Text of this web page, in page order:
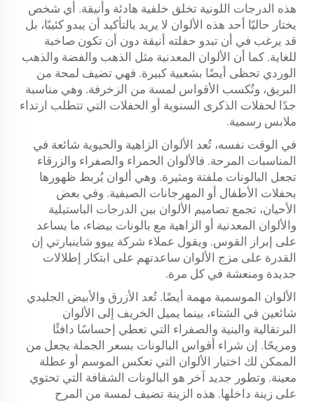
هذه الدرجات اللونية تخلق خلفية هادئة وأنيقة. أي شخص
يختار حاليًا أحد هذه الألوان لا يريد بالتأكيد أن يبدو كئيبًا، بل
قد يرغب في أن تبدو حفلته أنيقة دون أن تكون صاخبة
للغاية. كما أن الألوان المعدنية مثل الذهب والفضة والذهب
الوردي تحظى أيضًا بشعبية كبيرة. فهي تضيف لمحة من
البريق، وتُكسب الأقواس لمسة من الزخرفة. وهي مناسبة
جدًا لحفلات الذكرى السنوية أو الحفلات التي تتطلب ارتداء
ملابس رسمية.
في الوقت نفسه، تُعد الألوان الزاهية والحيوية شائعة في
المناسبات المرحة. فالألوان الحمراء والصفراء والزرقاء
تجعل البالونات ملفتة ومثيرة. وهي ألوان يُربط ظهورها
بحفلات الأطفال أو المهرجانات الصيفية. وفي بعض
الأحيان، تجمع تصاميم الألوان بين الدرجات الباستيلية
والألوان المعدنية أو الزاهية مع بالونات بيضاء، ما يساعد
على إبراز القوس. ويقول عملاء شركة ييوو شاينبارتي إن
القدرة على مزج الألوان ساعدتهم على ابتكار إطلالات
جديدة ومنعشة في كل مرة.
الألوان الموسمية مهمة أيضًا. تُعد الأزرق والأبيض الجليدي
شائعين في الشتاء، بينما يميل الخريف إلى الألوان
البرتقالية والبنية والصفراء التي تعطي إحساسًا دافئًا
ومريحًا. إن شراء أقواس البالونات بسعر الجملة يجعل من
الممكن لك اختيار الألوان التي تعكس الموسم أو عطلة
معينة. وتطور جديد آخر هو البالونات الشفافة التي تحتوي
على زينة داخلها. هذه الزينة تضيف لمسة من المرح